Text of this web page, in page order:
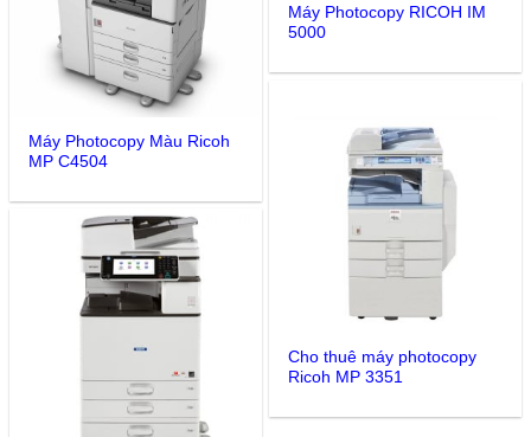
Máy Photocopy RICOH IM
5000
Máy Photocopy Màu Ricoh
MP C4504
Cho thuê máy photocopy
Ricoh MP 3351